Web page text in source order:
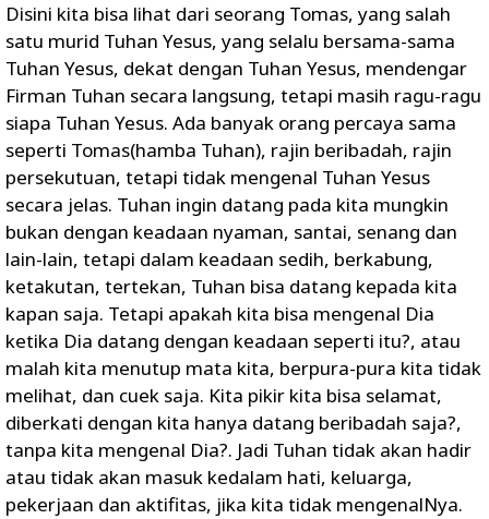
Disini kita bisa lihat dari seorang Tomas, yang salah
satu murid Tuhan Yesus, yang selalu bersama-sama
Tuhan Yesus, dekat dengan Tuhan Yesus, mendengar
Firman Tuhan secara langsung, tetapi masih ragu-ragu
siapa Tuhan Yesus. Ada banyak orang percaya sama
seperti Tomas(hamba Tuhan), rajin beribadah, rajin
persekutuan, tetapi tidak mengenal Tuhan Yesus
secara jelas. Tuhan ingin datang pada kita mungkin
bukan dengan keadaan nyaman, santai, senang dan
lain-lain, tetapi dalam keadaan sedih, berkabung,
ketakutan, tertekan, Tuhan bisa datang kepada kita
kapan saja. Tetapi apakah kita bisa mengenal Dia
ketika Dia datang dengan keadaan seperti itu?, atau
malah kita menutup mata kita, berpura-pura kita tidak
melihat, dan cuek saja. Kita pikir kita bisa selamat,
diberkati dengan kita hanya datang beribadah saja?,
tanpa kita mengenal Dia?. Jadi Tuhan tidak akan hadir
atau tidak akan masuk kedalam hati, keluarga,
pekerjaan dan aktifitas, jika kita tidak mengenalNya.